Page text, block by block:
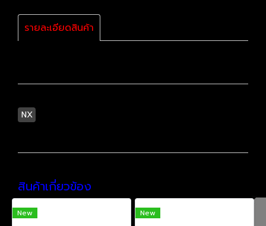
รายละเอียดสินค้า
NX
สินค้าเกี่ยวข้อง
New New